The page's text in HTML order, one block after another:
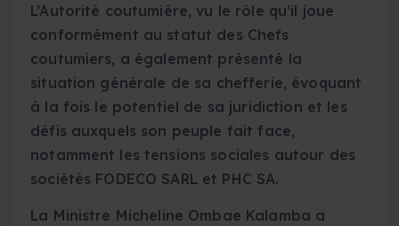
L’Autorité coutumière, vu le rôle qu’il joue
conformément au statut des Chefs
coutumiers, a également présenté la
situation générale de sa chefferie, évoquant
à la fois le potentiel de sa juridiction et les
défis auxquels son peuple fait face,
notamment les tensions sociales autour des
sociétés FODECO SARL et PHC SA.
La Ministre Micheline Ombae Kalamba a